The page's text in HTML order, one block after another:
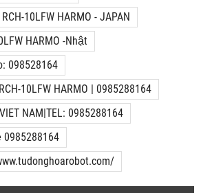
10LFW HARMO - JAPAN
HARMO -Nhật
098528164
10LFW HARMO | 0985288164
NAM|TEL: 0985288164
0985288164